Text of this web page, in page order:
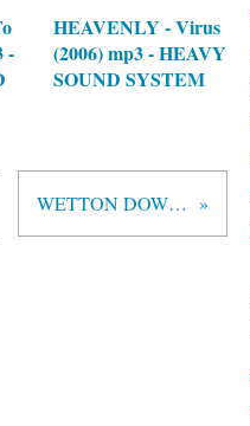
-
HEAVENLY - Virus
(2006) mp3 - HEAVY
SOUND SYSTEM
WETTON DOWNES - promo 2009